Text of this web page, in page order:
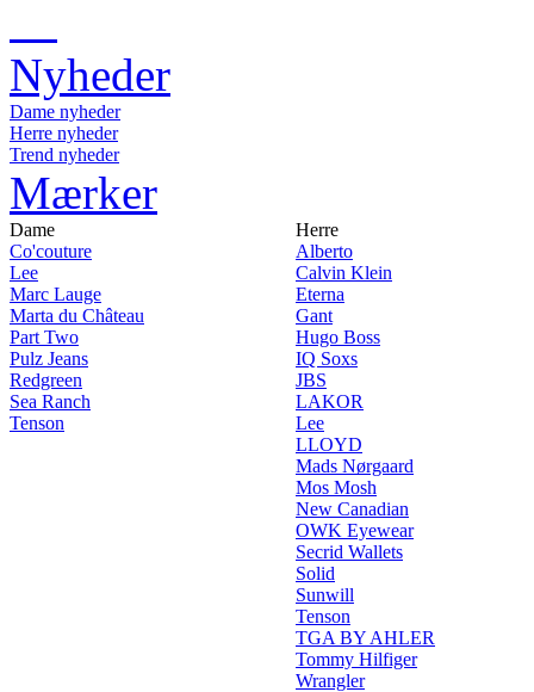
Nyheder
Dame nyheder
Herre nyheder
Trend nyheder
Mærker
Dame
Co'couture
Lee
Marc Lauge
Marta du Château
Part Two
Pulz Jeans
Redgreen
Sea Ranch
Tenson
Herre
Alberto
Calvin Klein
Eterna
Gant
Hugo Boss
IQ Soxs
JBS
LAKOR
Lee
LLOYD
Mads Nørgaard
Mos Mosh
New Canadian
OWK Eyewear
Secrid Wallets
Solid
Sunwill
Tenson
TGA BY AHLER
Tommy Hilfiger
Wrangler